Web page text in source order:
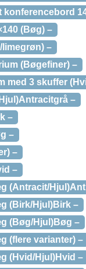
konferencebord
(Bøg) –
limegrøn) –
(Bøgefiner) –
med 3 skuffer
–
–
–
–
–
(Antracit/
(Birk/Hjul)Birk –
(Bøg/Hjul)Bøg –
(flere varianter) –
(Hvid/Hjul)Hvid –